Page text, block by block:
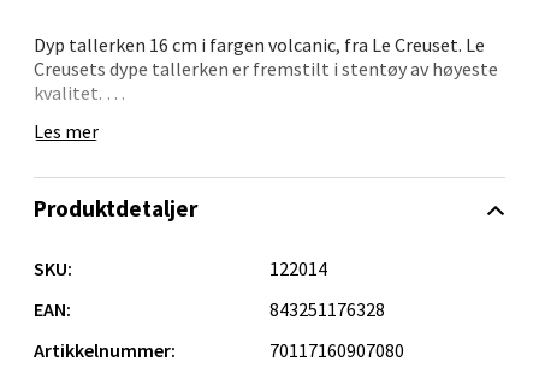
Dyp tallerken 16 cm i fargen volcanic, fra Le Creuset. Le
Creusets dype tallerken er fremstilt i stentøy av høyeste
kvalitet.
bredt utvalg av Le Creusets velkjente farger, så du kan
Les mer
Produktdetaljer
SKU:
122014
EAN:
843251176328
Artikkelnummer:
70117160907080
Sandvika - Thon Senter Sandvika
Brodtkorbsgate 7, 1338 Sandvika